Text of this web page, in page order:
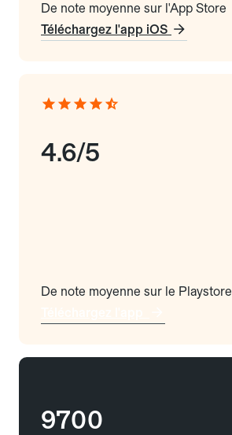
De note moyenne sur l'App Store
Téléchargez l'app iOS
4.6/5
De note moyenne sur le Playstore
9700